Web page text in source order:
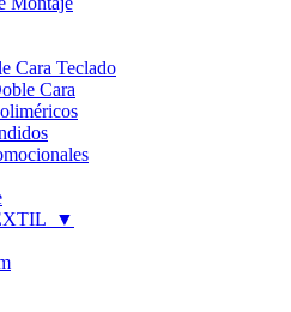
Cara Teclado
Cara
▼